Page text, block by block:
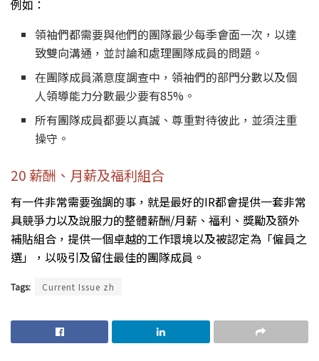
例如：
領袖們都需要與他們的團隊最少每季會面一次，以達
致雙向溝通，並討論和處理團隊成員的問題。
在團隊成員滿意度調查中，領袖們的部門分數以及個
人領導能力分數最少要有85%。
所有團隊成員都要以真誠、尊重對待彼此，並須注重
操守。
20 薪酬、月薪及福利組合
有一件非常需要強調的事，就是最好的IR都會提供一套非常
具競爭力以及說服力的整體薪酬/月薪、福利、獎勵及額外
補貼組合，提供一個卓越的工作環境以及被認定為「僱員之
選」，以吸引及留住最佳的團隊成員。
Tags: Current Issue zh